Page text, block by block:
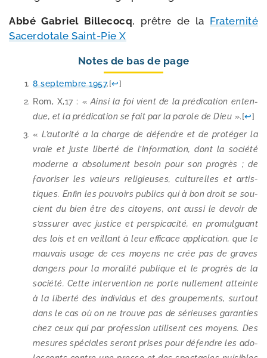
Abbé Gabriel Billecocq, prêtre de laFraternité
Sacerdotale Saint-​Pie X
Notes de bas de page
8 sep­tembre 1957.[↩]
Rom, X,17 : «Ainsi la foi vient de la pré­di­ca­tion enten­
due, et la pré­di­ca­tion se fait par la parole de Dieu ».[↩]
« L’autorité a la charge de défendre et de pro­té­ger la
vraie et juste liber­té de l’in­for­ma­tion, dont la socié­té
moderne a abso­lu­ment besoin pour son pro­grès ; de
favo­ri­ser les valeurs reli­gieuses, cultu­relles et artis­
tiques. Enfin les pou­voirs publics qui à bon droit se sou­
cient du bien être des citoyens, ont aus­si le devoir de
s’as­su­rer avec jus­tice et pers­pi­ca­ci­té, en pro­mul­guant
des lois et en veillant à leur effi­cace appli­ca­tion, que le
mau­vais usage de ces moyens ne crée pas de graves
dan­gers pour la mora­li­té publique et le pro­grès de la
socié­té. Cette inter­ven­tion ne porte nul­le­ment atteinte
à la liber­té des indi­vi­dus et des grou­pe­ments, sur­tout
dans le cas où on ne trouve pas de sérieuses garan­ties
chez ceux qui par pro­fes­sion uti­lisent ces moyens. Des
mesures spé­ciales seront prises pour défendre les ado­